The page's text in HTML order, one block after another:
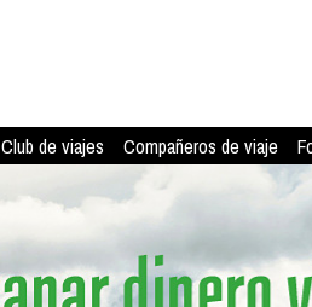
Club de viajes Compañeros de viaje